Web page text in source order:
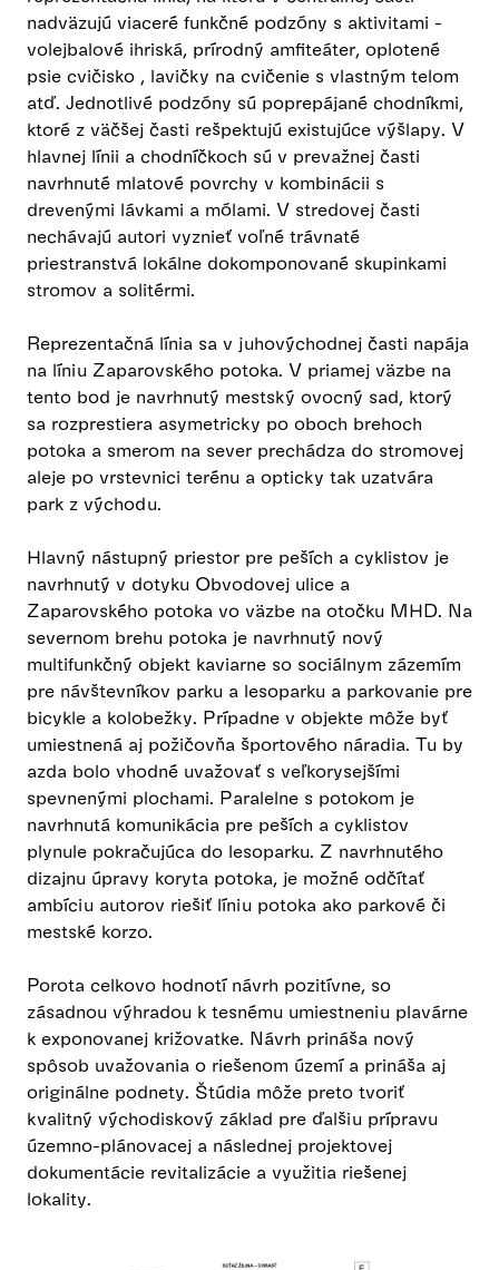
nadväzujú viaceré funkčné podzóny s aktivitami -
volejbalové ihriská, prírodný amfiteáter, oplotené
psie cvičisko , lavičky na cvičenie s vlastným telom
atď. Jednotlivé podzóny sú poprepájané chodníkmi,
ktoré z väčšej časti rešpektujú existujúce výšlapy. V
hlavnej línii a chodníčkoch sú v prevažnej časti
navrhnuté mlatové povrchy v kombinácii s
drevenými lávkami a mólami. V stredovej časti
nechávajú autori vyznieť voľné trávnaté
priestranstvá lokálne dokomponované skupinkami
stromov a solitérmi.
Reprezentačná línia sa v juhovýchodnej časti napája
na líniu Zaparovského potoka. V priamej väzbe na
tento bod je navrhnutý mestský ovocný sad, ktorý
sa rozprestiera asymetricky po oboch brehoch
potoka a smerom na sever prechádza do stromovej
aleje po vrstevnici terénu a opticky tak uzatvára
park z východu.
Hlavný nástupný priestor pre peších a cyklistov je
navrhnutý v dotyku Obvodovej ulice a
Zaparovského potoka vo väzbe na otočku MHD. Na
severnom brehu potoka je navrhnutý nový
multifunkčný objekt kaviarne so sociálnym zázemím
pre návštevníkov parku a lesoparku a parkovanie pre
bicykle a kolobežky. Prípadne v objekte môže byť
umiestnená aj požičovňa športového náradia. Tu by
azda bolo vhodné uvažovať s veľkorysejšími
spevnenými plochami. Paralelne s potokom je
navrhnutá komunikácia pre peších a cyklistov
plynule pokračujúca do lesoparku. Z navrhnutého
dizajnu úpravy koryta potoka, je možné odčítať
ambíciu autorov riešiť líniu potoka ako parkové či
mestské korzo.
Porota celkovo hodnotí návrh pozitívne, so
zásadnou výhradou k tesnému umiestneniu plavárne
k exponovanej križovatke. Návrh prináša nový
spôsob uvažovania o riešenom území a prináša aj
originálne podnety. Štúdia môže preto tvoriť
kvalitný východiskový základ pre ďalšiu prípravu
územno-plánovacej a následnej projektovej
dokumentácie revitalizácie a využitia riešenej
lokality.